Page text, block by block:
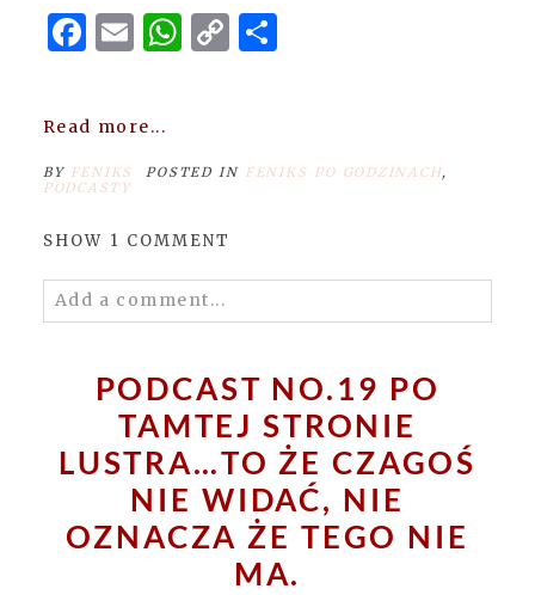
Facebook
Email
WhatsApp
Copy
Link
Share
Read more...
BY FENIKS POSTED IN FENIKS PO GODZINACH,
PODCASTY
SHOW 1 COMMENT
Add a comment...
Required fields are marked *
PODCAST NO.19 PO
TAMTEJ STRONIE
LUSTRA…TO ŻE CZAGOŚ
NIE WIDAĆ, NIE
OZNACZA ŻE TEGO NIE
MA.